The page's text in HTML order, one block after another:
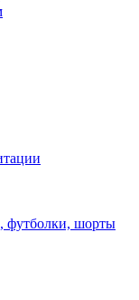
футболки, шорты